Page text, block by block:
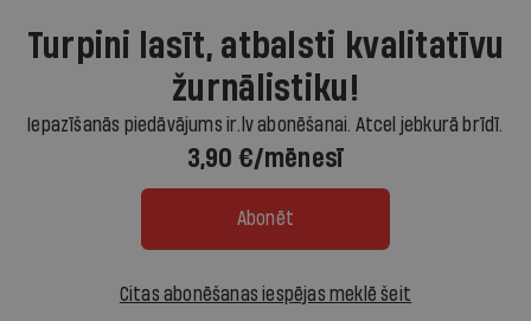
Turpini lasīt, atbalsti kvalitatīvu
žurnālistiku!
Iepazīšanās piedāvājums ir.lv abonēšanai. Atcel jebkurā brīdī.
3,90 €/mēnesī
Abonēt
Citas abonēšanas iespējas meklē šeit